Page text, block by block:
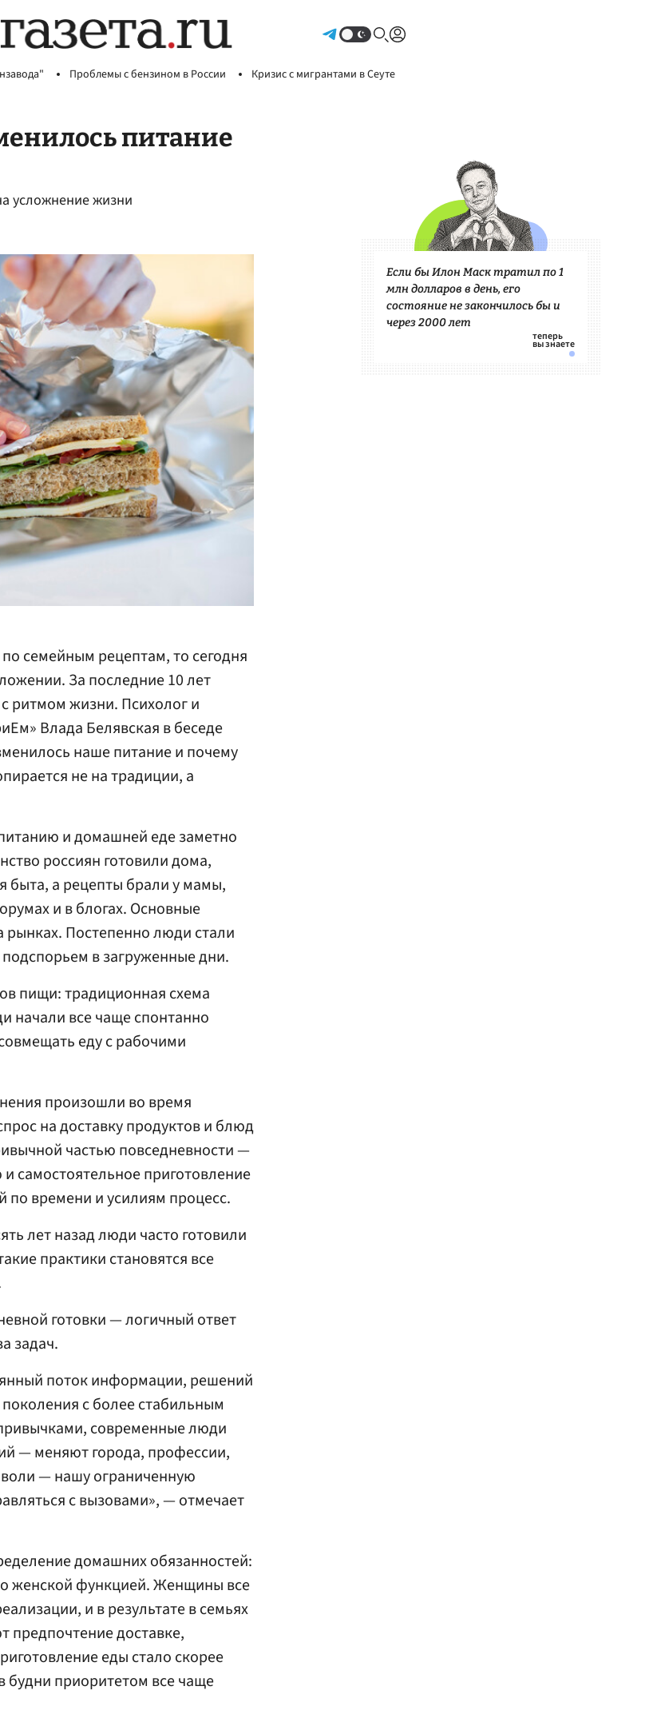
Проблемы с бензином в России Кризис с мигрантами в Сеуте
питание
усложнение жизни
семейным рецептам, то сегодня
За последние 10 лет
ритмом жизни. Психолог и
Влада Белявская в беседе
наше питание и почему
не на традиции, а
и домашней еде заметно
россиян готовили дома,
быта, а рецепты брали у мамы,
и в блогах. Основные
рынках. Постепенно люди стали
в загруженные дни.
пищи: традиционная схема
начали все чаще спонтанно
еду с рабочими
произошли во время
на доставку продуктов и блюд
частью повседневности —
самостоятельное приготовление
по времени и усилиям процесс.
лет назад люди часто готовили
практики становятся все
готовки — логичный ответ
задач.
поток информации, решений
с более стабильным
современные люди
— меняют города, профессии,
воли — нашу ограниченную
с вызовами», — отмечает
домашних обязанностей:
женской функцией. Женщины все
и в результате в семьях
предпочтение доставке,
еды стало скорее
приоритетом все чаще
Если бы Илон Маск тратил по 1
млн долларов в день, его
состояние не закончилось бы и
через 2000 лет